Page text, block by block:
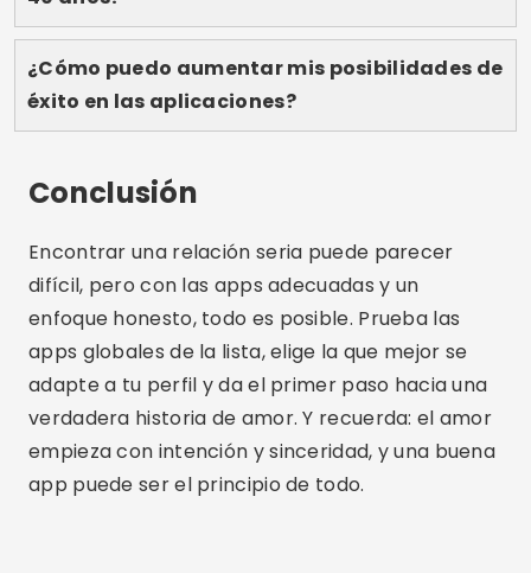
enfoque honesto, todo es posible. Prueba las
apps globales de la lista, elige la que mejor se
adapte a tu perfil y da el primer paso hacia una
verdadera historia de amor. Y recuerda: el amor
app puede ser el principio de todo.